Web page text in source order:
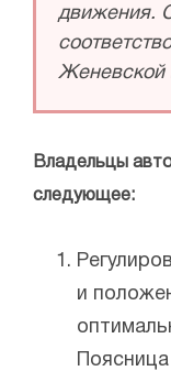
движения.
Женевской
Владельцы
следующее:
и